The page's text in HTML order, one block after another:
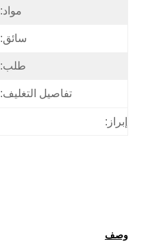
مواد:
سائق:
طلب:
تفاصيل التغليف:
إبراز:
وصف